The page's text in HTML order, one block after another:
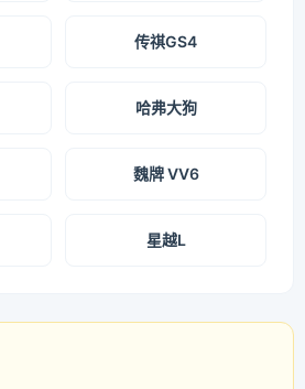
传祺GS4
哈弗大狗
魏牌 VV6
星越L